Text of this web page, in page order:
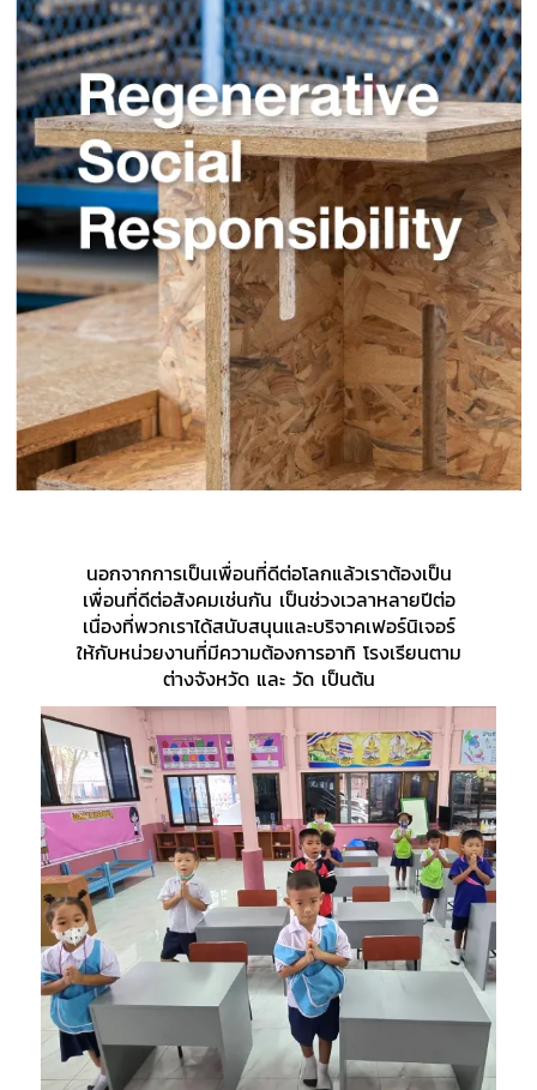
นอกจากการเป็นเพื่อนที่ดีต่อโลกแล้วเราต้องเป็น
เพื่อนที่ดีต่อสังคมเช่นกัน เป็นช่วงเวลาหลายปีต่อ
เนื่องที่พวกเราได้สนับสนุนและบริจาคเฟอร์นิเจอร์
ให้กับหน่วยงานที่มีความต้องการอาทิ โรงเรียนตาม
ต่างจังหวัด และ วัด เป็นต้น